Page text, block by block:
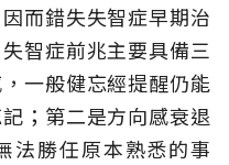
而錯失失智症早期治
智症前兆主要具備三
一般健忘經提醒仍能
；第二是方向感衰退
法勝任原本熟悉的事